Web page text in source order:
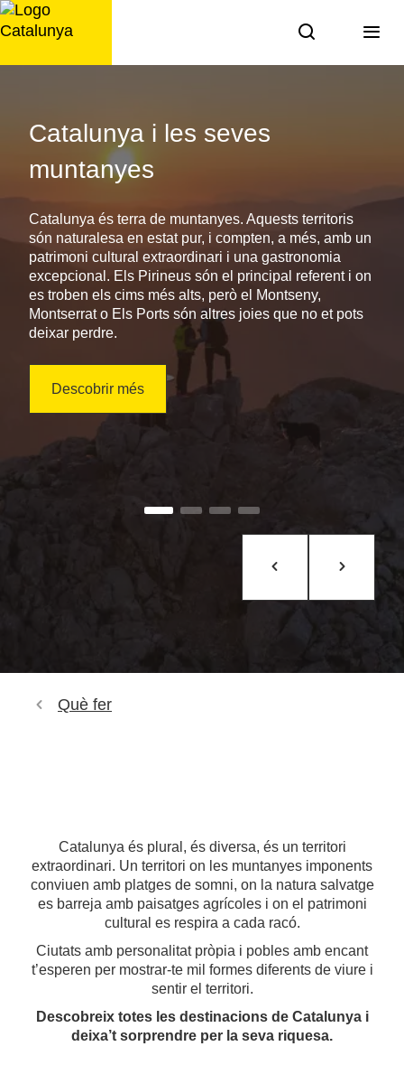
Saltar
al
de
Catalunya
Catalunya i les seves
muntanyes
Catalunya és terra de muntanyes. Aquests territoris
són naturalesa en estat pur, i compten, a més, amb un
patrimoni cultural extraordinari i una gastronomia
excepcional. Els Pirineus són el principal referent i on
es troben els cims més alts, però el Montseny,
Montserrat o Els Ports són altres joies que no et pots
deixar perdre.
Descobrir més
Què fer
Catalunya és plural, és diversa, és un territori
extraordinari. Un territori on les muntanyes imponents
conviuen amb platges de somni, on la natura salvatge
es barreja amb paisatges agrícoles i on el patrimoni
cultural es respira a cada racó.
Ciutats amb personalitat pròpia i pobles amb encant
t’esperen per mostrar-te mil formes diferents de viure i
sentir el territori.
Descobreix totes les destinacions de Catalunya i
deixa’t sorprendre per la seva riquesa.